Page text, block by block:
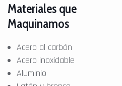
Materiales que
Maquinamos
Acero al carbón
Acero inoxidable
Aluminio